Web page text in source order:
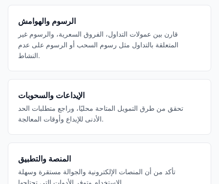
الرسوم والهوامش
قارن بين عمولات التداول، الفروق السعرية، والرسوم غير
المتعلقة بالتداول مثل رسوم السحب أو الرسوم على عدم
النشاط.
الإيداعات والسحوبات
تحقق من طرق التمويل المتاحة محليًا، وراجع متطلبات الحد
الأدنى للإيداع وأوقات المعالجة.
المنصة والتطبيق
تأكد من أن المنصات الإلكترونية والجوالة مستقرة وسهلة